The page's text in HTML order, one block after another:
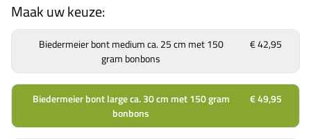
Maak uw keuze:
Biedermeier bont medium ca. 25 cm met 150
gram bonbons
€ 42,95
Biedermeier bont large ca. 30 cm met 150 gram
bonbons
€ 49,95